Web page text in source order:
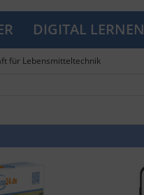
DIGITAL LERNEN
für Lebensmitteltechnik